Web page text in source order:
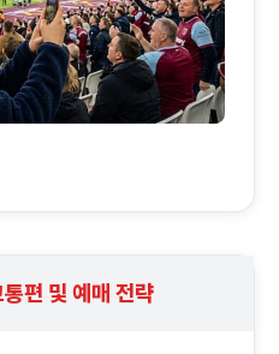
편 및 예매 전략